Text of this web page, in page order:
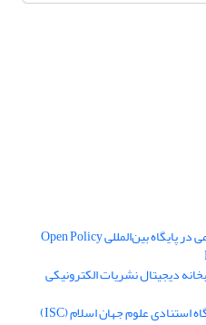
نمایه شدن نشریه فلسفه و کلام اسلامی در پایگاه بین‌المللی Open Policy
دیجیتال نشریات الکترونیکی